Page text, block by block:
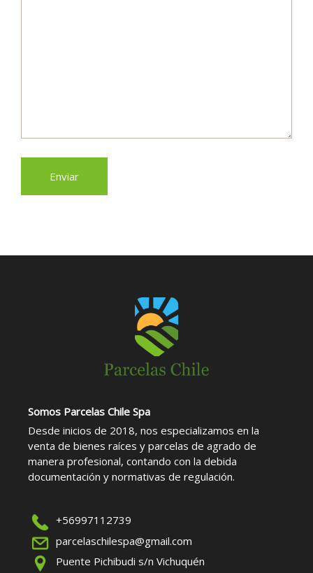
Somos Parcelas Chile Spa
Desde inicios de 2018, nos especializamos en la
venta de bienes raíces y parcelas de agrado de
manera profesional, contando con la debida
documentación y normativas de regulación.
+56997112739
parcelaschilespa@gmail.com
Puente Pichibudi s/n Vichuquén